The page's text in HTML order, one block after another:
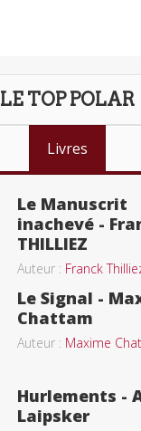
LE TOP POLAR
Livres
Le Manuscrit
inachevé -
THILLIEZ
Auteur : Franck
Le Signal -
Chattam
Auteur : Maxime
Hurlements -
Laipsker